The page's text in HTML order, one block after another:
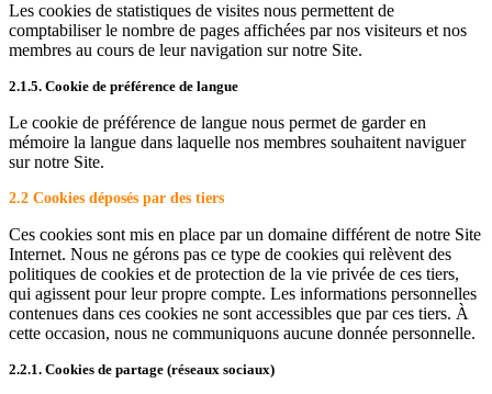
Les cookies de statistiques de visites nous permettent de
comptabiliser le nombre de pages affichées par nos visiteurs et nos
membres au cours de leur navigation sur notre Site.
2.1.5. Cookie de préférence de langue
Le cookie de préférence de langue nous permet de garder en
mémoire la langue dans laquelle nos membres souhaitent naviguer
sur notre Site.
2.2 Cookies déposés par des tiers
Ces cookies sont mis en place par un domaine différent de notre Site
Internet. Nous ne gérons pas ce type de cookies qui relèvent des
politiques de cookies et de protection de la vie privée de ces tiers,
qui agissent pour leur propre compte. Les informations personnelles
contenues dans ces cookies ne sont accessibles que par ces tiers. À
cette occasion, nous ne communiquons aucune donnée personnelle.
2.2.1. Cookies de partage (réseaux sociaux)